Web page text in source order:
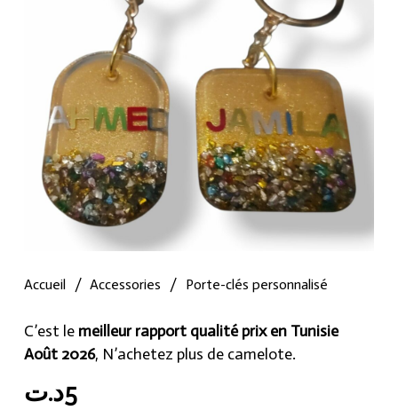
Accueil / Accessories / Porte-clés personnalisé
C’est le meilleur rapport qualité prix en Tunisie
Août 2026, N’achetez plus de camelote.
5د.ت